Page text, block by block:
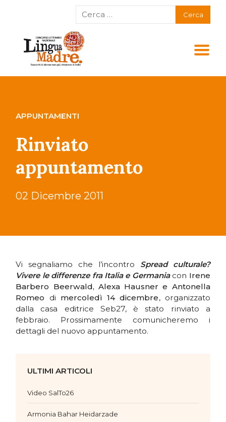
APPUNTAMENTI
Rinviato
appuntamento
02 Dicembre 2011
Vi segnaliamo che l’incontro Spread culturale?
Vivere le differenze fra Italia e Germania con Irene
Barbero Beerwald, Alexa Hausner e Antonella
Romeo di mercoledì 14 dicembre, organizzato
dalla casa editrice Seb27, è stato rinviato a
febbraio. Prossimamente comunicheremo i
dettagli del nuovo appuntamento.
ULTIMI ARTICOLI
Video SalTo26
Armonia Bahar Heidarzade